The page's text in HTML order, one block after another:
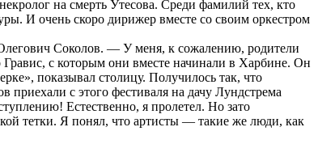
на смерть Утесова. Среди фамилий тех, кто
И очень скоро дирижер вместе со своим оркестром
Соколов. — У меня, к сожалению, родители
с которым они вместе начинали в Харбине. Он
показывал столицу. Получилось так, что
с этого фестиваля на дачу Лундстрема
Естественно, я пролетел. Но зато
тетки. Я понял, что артисты — такие же люди, как